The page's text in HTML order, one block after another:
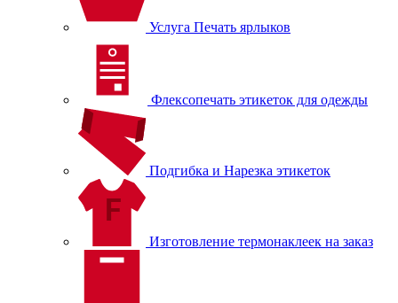
Услуга Печать ярлыков
Флексопечать этикеток для одежды
Подгибка и Нарезка этикеток
Изготовление термонаклеек на заказ